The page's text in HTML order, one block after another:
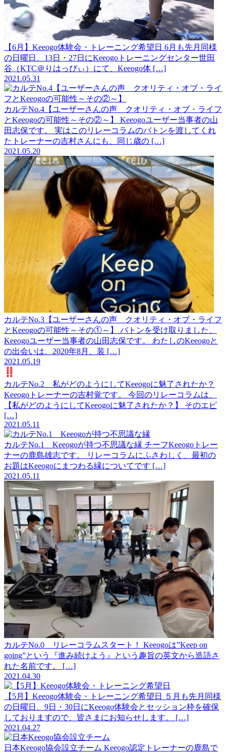
【6月】Keeogo体験会・トレーニング希望日 6月も先月同様
の日曜日、13日・27日にKeeogoトレーニングセンター世田
谷（KTC＠りはっぴぃ）にて、Keeogo体 […]
2021.05.31
カルテNo.4【ユーザーさんの声 クオリティ・オブ・ライフ
とKeeogoの可能性～その②～】
Keeogoユーザー当事者の山
田志保です。 実はこのリレーコラムのバトンを渡してくれ
たトレーナーの吉村さんにも、同じ歳の […]
2021.05.20
カルテNo.3【ユーザーさんの声 クオリティ・オブ・ライフ
とKeeogoの可能性～その①～】
バトンを受け取りました、
Keeogoユーザー当事者の山田志保です。 わたしのKeeogoと
の出会いは、2020年8月、装 […]
2021.05.19
カルテNo.2 私がどのようにしてKeeogoに魅了されたか？
Keeogoトレーナーの吉村覚です。 今回のリレーコラムは、
【私がどのようにしてKeeogoに魅了されたか？】 そのエピ
[…]
2021.05.11
カルテNo.1 Keeogoが持つ不思議な縁 チーフKeeogoトレー
ナーの鹿島雄志です。 リレーコラムにふさわしく、最初の
お題はKeeogoにまつわる縁についてです […]
2021.05.11
カルテNo.0 リレーコラムスタート！
Keeogoは”Keep on
going”という『進み続けよう』という趣旨の英文から造語さ
れた名前です。 […]
2021.04.30
【5月】Keeogo体験会・トレーニング希望日
５月も先月同様
の日曜日、9日・30日にKeeogo体験会とセッション枠を確保
しておりますので、皆さまにお知らせします。 […]
2021.04.27
日本Keeogo協会設立チーム Keeogo認定トレーナーの鹿島で